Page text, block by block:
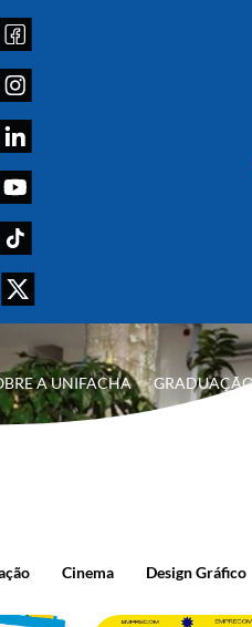
A UNIFACHA
Cinema Design Gráfico